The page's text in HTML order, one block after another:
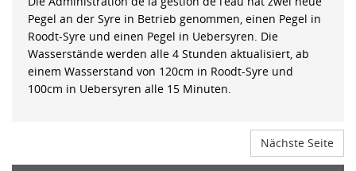
Pegel an der Syre in Betrieb genommen, einen Pegel in
Roodt-Syre und einen Pegel in Uebersyren. Die
Wasserstände werden alle 4 Stunden aktualisiert, ab
einem Wasserstand von 120cm in Roodt-Syre und
100cm in Uebersyren alle 15 Minuten.
Nächste Seite